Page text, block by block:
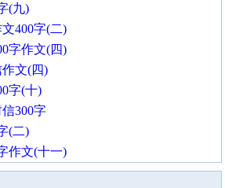
(九)
400字(二)
字作文(四)
文(四)
字(十)
300字
(二)
作文(十一)